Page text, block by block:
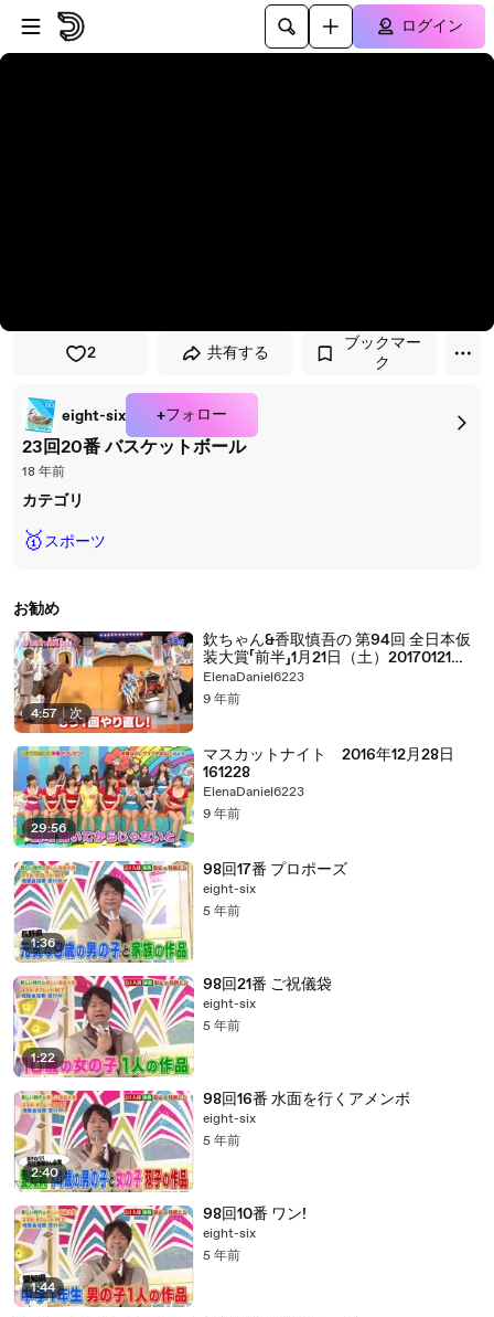
プレイヤーにスキップ
メインコンテンツにスキップ
ログイン
2 共有する
ブックマー
ク
eight-six +フォロー
23回20番 バスケットボール
18 年前
カテゴリ
🥇スポーツ
お勧め
4:57 | 次
欽ちゃん&香取慎吾の 第94回 全日本仮
装大賞「前半」1月21日（土）20170121
part 2/2
ElenaDaniel6223
9 年前
29:56
マスカットナイト 2016年12月28日
161228
ElenaDaniel6223
9 年前
1:36
98回17番 プロポーズ
eight-six
5 年前
1:22
98回21番 ご祝儀袋
eight-six
5 年前
2:40
98回16番 水面を行くアメンボ
eight-six
5 年前
1:44
98回10番 ワン!
eight-six
5 年前